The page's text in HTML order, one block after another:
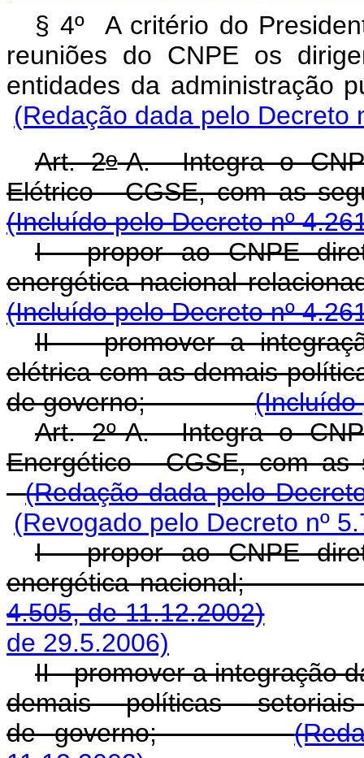
§ 4º A critério do
reuniões do CNPE os
entidades da
(Redação dada pelo Decreto
Art. 2o-A.Integra o
Elétrico - CGSE, com
(Incluído pelo Decreto nº
I - propor ao CNPE
energética nacional
(Incluído pelo Decreto nº
II - promover a
elétrica com as demais
de governo;(Incluído
Art. 2º-A. Integra o
Energético - CGSE,
(Redação dada pelo
(Revogado pelo Decreto nº
I - propor ao CNPE
energética
4.505, de 11.12.2002)
de 29.5.2006)
II - promover a integração
demais políticas
de governo;